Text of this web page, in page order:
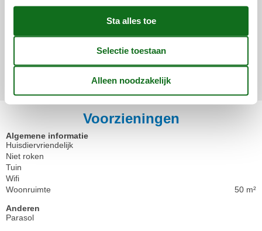
Algemeen:
Geweldige plek! Super dicht bij Efteling en het chalet was schoon
en comfortabel, We hielden van het tuingebied,
Toon alle beoordelingen
Voorzieningen
Algemene informatie
Huisdiervriendelijk
Niet roken
Tuin
Wifi
Woonruimte
50 m²
Anderen
Parasol